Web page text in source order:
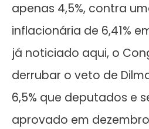
apenas 4,5%, contra
inflacionária de 6,41%
já noticiado aqui, o
derrubar o veto de
6,5% que deputados e
aprovado em